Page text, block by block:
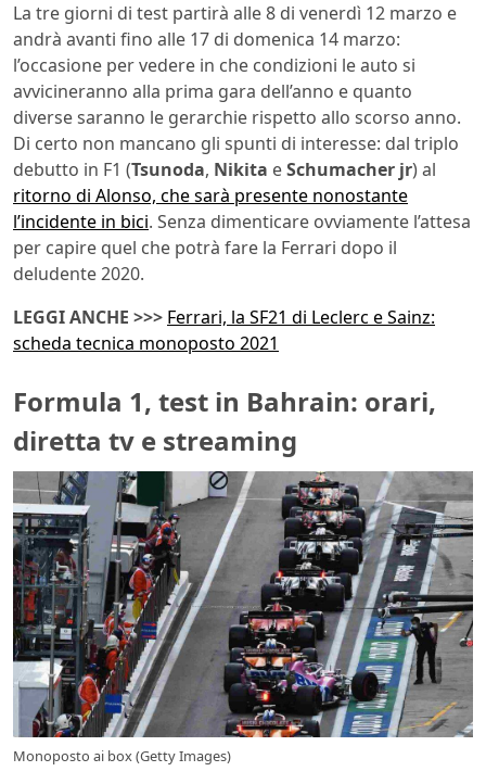
La tre giorni di test partirà alle 8 di venerdì 12 marzo e
andrà avanti fino alle 17 di domenica 14 marzo:
l’occasione per vedere in che condizioni le auto si
avvicineranno alla prima gara dell’anno e quanto
diverse saranno le gerarchie rispetto allo scorso anno.
Di certo non mancano gli spunti di interesse: dal triplo
debutto in F1 (Tsunoda, Nikita eSchumacher jr) al
ritorno di Alonso, che sarà presente nonostante
l’incidente in bici. Senza dimenticare ovviamente l’attesa
per capire quel che potrà fare la Ferrari dopo il
deludente 2020.
LEGGI ANCHE >>> Ferrari, la SF21 di Leclerc e Sainz:
scheda tecnica monoposto 2021
Formula 1, test in Bahrain: orari,
diretta tv e streaming
Monoposto ai box (Getty Images)